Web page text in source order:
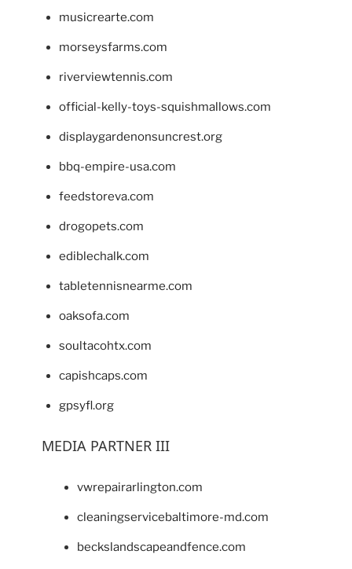
musicrearte.com
morseysfarms.com
riverviewtennis.com
official-kelly-toys-squishmallows.com
displaygardenonsuncrest.org
bbq-empire-usa.com
feedstoreva.com
drogopets.com
ediblechalk.com
tabletennisnearme.com
oaksofa.com
soultacohtx.com
capishcaps.com
gpsyfl.org
MEDIA PARTNER III
vwrepairarlington.com
cleaningservicebaltimore-md.com
beckslandscapeandfence.com